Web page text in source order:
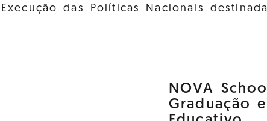
das Políticas Nacionais
NOVA
Graduação